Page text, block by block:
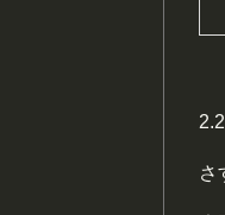
さ